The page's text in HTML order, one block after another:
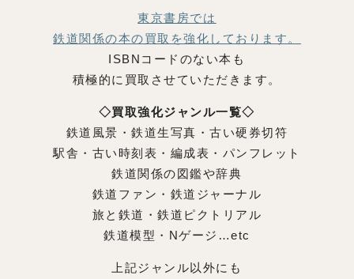
東京書房では
鉄道関係の本の買取を強化しております。
ISBNコードのない本も
積極的に買取させていただきます。
◇買取強化ジャンル一覧◇
鉄道風景・鉄道生写真・古い硬券切符
駅舎・古い時刻表・編成表・パンフレット
鉄道関係の図鑑や辞典
鉄道ファン・鉄道ジャーナル
旅と鉄道・鉄道ピクトリアル
鉄道模型・Nゲージ…etc
上記ジャンル以外にも